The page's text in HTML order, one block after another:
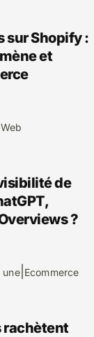
sur Shopify :
et
|Web
de
?
une| Ecommerce
rachètent